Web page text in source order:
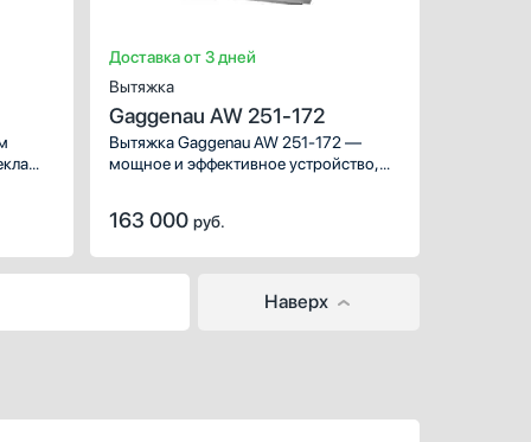
Доставка от 3 дней
Вытяжка
Gaggenau AW 251-172
Вытяжка Gaggenau AW 251-172 —
мощное и эффективное устройство,
очищения воздуха в кухне. Наклонная
варочной панелью.
163 000 руб.
Наверх